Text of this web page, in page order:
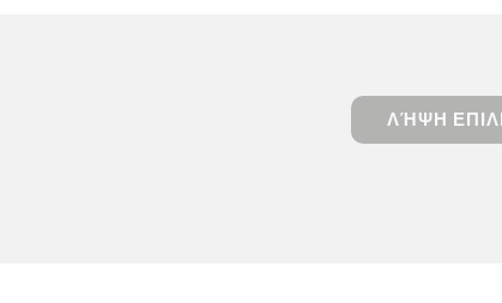
ΛΉΨΗ